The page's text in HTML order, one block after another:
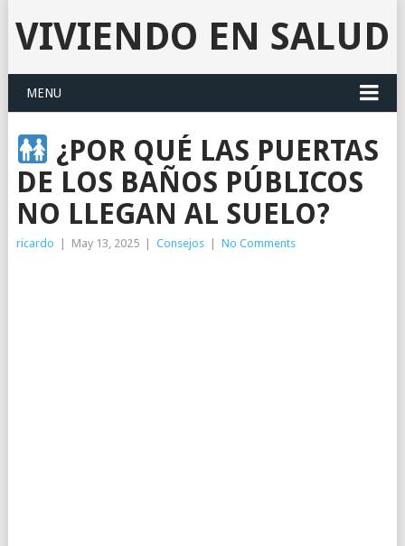
VIVIENDO EN SALUD
MENU
¿POR QUÉ LAS PUERTAS
DE LOS BAÑOS PÚBLICOS
NO LLEGAN AL SUELO?
ricardo May 13, 2025 Consejos No Comments